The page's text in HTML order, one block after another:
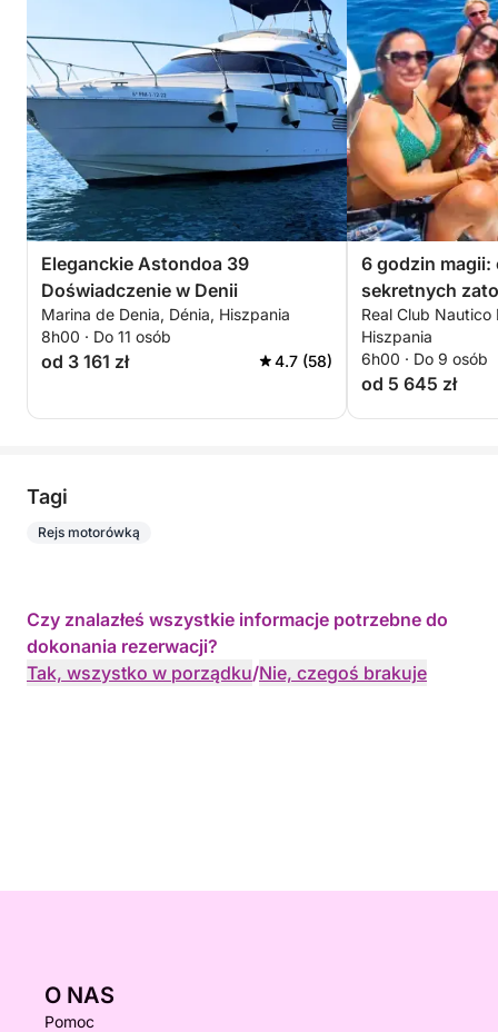
Eleganckie Astondoa 39
Doświadczenie w Denii
Marina de Denia, Dénia, Hiszpania
8h00 · Do 11 osób
od 3 161 zł 4.7 (58)
6 godzin magii:
sekretnych
Real Club Nautico
Hiszpania
6h00 · Do 9 osób
od 5 645 zł
Tagi
Rejs motorówką
Czy znalazłeś wszystkie informacje potrzebne do
dokonania rezerwacji?
Tak, wszystko w porządku/Nie, czegoś brakuje
O NAS
Pomoc